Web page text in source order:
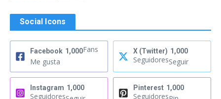
Social Icons
Facebook 1,000Fans
Me gusta
X (Twitter) 1,000
SeguidoresSeguir
Instagram 1,000
Seguidores
Pinterest 1,000
Seguidores